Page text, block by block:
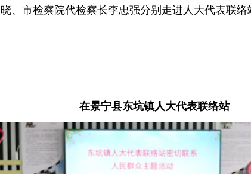
、市检察院代检察长李忠强分别走进人大代表联
在景宁县东坑镇人大代表联络站